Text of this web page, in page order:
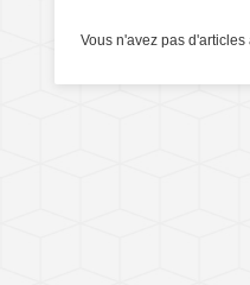
Vous n'avez pas d'articles